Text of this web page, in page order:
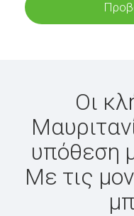
Οι
υπόθεση
Με τις